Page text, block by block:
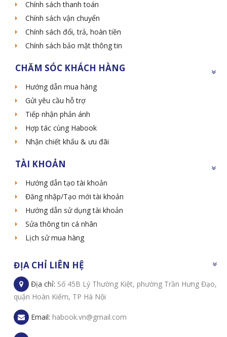
Chính sách thanh toán
Chính sách vận chuyển
Chính sách đổi, trả, hoàn tiền
Chính sách bảo mật thông tin
CHĂM SÓC KHÁCH HÀNG
Hướng dẫn mua hàng
Gửi yêu cầu hỗ trợ
Tiếp nhận phản ánh
Hợp tác cùng Habook
Nhận chiết khấu & ưu đãi
TÀI KHOẢN
Hướng dẫn tạo tài khoản
Đăng nhập/Tạo mới tài khoản
Hướng dẫn sử dụng tài khoản
Sửa thông tin cá nhân
Lịch sử mua hàng
ĐỊA CHỈ LIÊN HỆ
Địa chỉ: Số 45B Lý Thường Kiệt, phường Trần Hưng Đạo,
quận Hoàn Kiếm, TP Hà Nội
Email: habook.vn@gmail.com